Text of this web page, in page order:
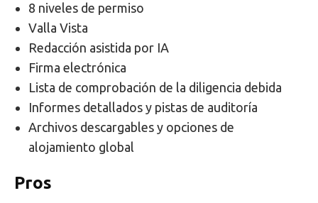
8 niveles de permiso
Valla Vista
Redacción asistida por IA
Firma electrónica
Lista de comprobación de la diligencia debida
Informes detallados y pistas de auditoría
Archivos descargables y opciones de
alojamiento global
Pros